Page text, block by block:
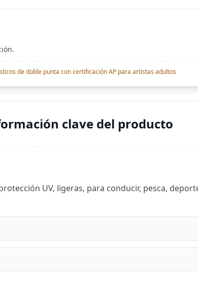
de doble punta con certificación AP para artistas adultos
clave del producto
UV, ligeras, para conducir, pesca,